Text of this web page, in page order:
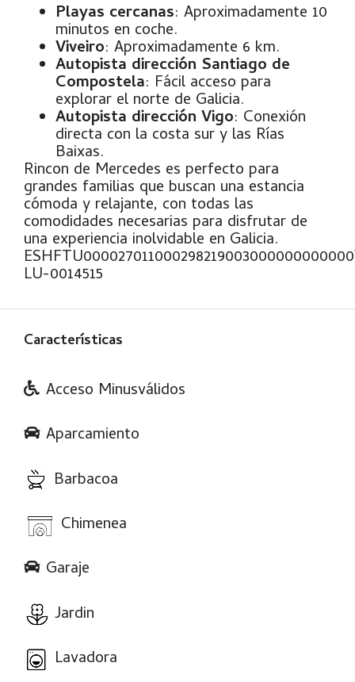
Playas cercanas: Aproximadamente 10
minutos en coche.
Viveiro: Aproximadamente 6 km.
Autopista dirección Santiago de
Compostela: Fácil acceso para
explorar el norte de Galicia.
Autopista dirección Vigo: Conexión
directa con la costa sur y las Rías
Baixas.
Rincon de Mercedes es perfecto para
grandes familias que buscan una estancia
cómoda y relajante, con todas las
comodidades necesarias para disfrutar de
una experiencia inolvidable en Galicia.
LU-0014515
Características
Acceso Minusválidos
Aparcamiento
Barbacoa
Chimenea
Garaje
Jardin
Lavadora